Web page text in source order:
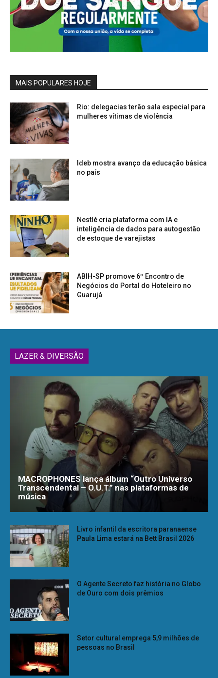
MAIS POPULARES HOJE
Rio: delegacias terão sala especial para
mulheres vítimas de violência
Ideb mostra avanço da educação básica
no país
Nestlé cria plataforma com IA e
inteligência de dados para autogestão
de estoque de varejistas
ABIH-SP promove 6º Encontro de
Negócios do Portal do Hoteleiro no
Guarujá
LAZER & DIVERSÃO
MACROPHONES lança álbum “Outro Universo
Transcendental – O.U.T.” nas plataformas de
música
Livro infantil da escritora paranaense
Paula Lima estará na Bett Brasil 2026
O Agente Secreto faz história no Globo
de Ouro com dois prêmios
Setor cultural emprega 5,9 milhões de
pessoas no Brasil